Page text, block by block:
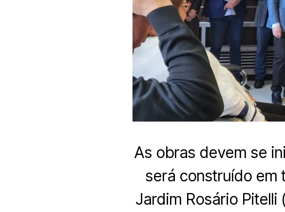
As obras devem se
será construído em
Jardim Rosário Pitelli